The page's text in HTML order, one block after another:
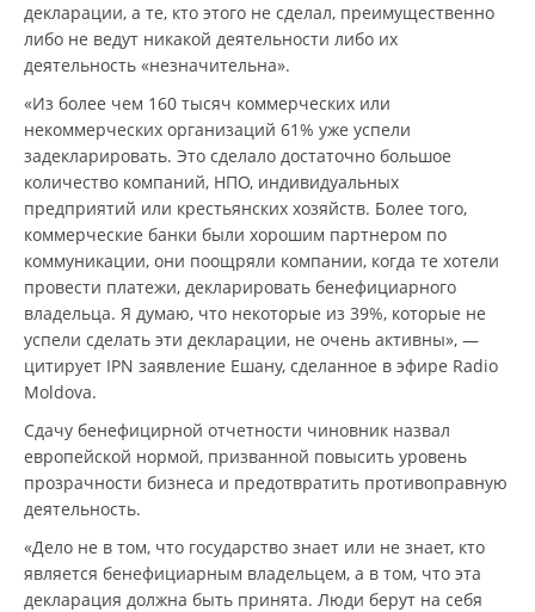
декларации, а те, кто этого не сделал, преимущественно
либо не ведут никакой деятельности либо их
деятельность «незначительна».
«Из более чем 160 тысяч коммерческих или
некоммерческих организаций 61% уже успели
задекларировать. Это сделало достаточно большое
количество компаний, НПО, индивидуальных
предприятий или крестьянских хозяйств. Более того,
коммерческие банки были хорошим партнером по
коммуникации, они поощряли компании, когда те хотели
провести платежи, декларировать бенефициарного
владельца. Я думаю, что некоторые из 39%, которые не
успели сделать эти декларации, не очень активны», —
цитирует IPN заявление Ешану, сделанное в эфире Radio
Moldova.
Сдачу бенефицирной отчетности чиновник назвал
европейской нормой, призванной повысить уровень
прозрачности бизнеса и предотвратить противоправную
деятельность.
«Дело не в том, что государство знает или не знает, кто
является бенефициарным владельцем, а в том, что эта
декларация должна быть принята. Люди берут на себя